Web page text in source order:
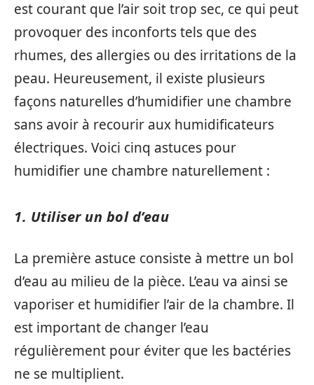
est courant que l’air soit trop sec, ce qui peut
provoquer des inconforts tels que des
rhumes, des allergies ou des irritations de la
peau. Heureusement, il existe plusieurs
façons naturelles d’humidifier une chambre
sans avoir à recourir aux humidificateurs
électriques. Voici cinq astuces pour
humidifier une chambre naturellement :
1. Utiliser un bol d’eau
La première astuce consiste à mettre un bol
d’eau au milieu de la pièce. L’eau va ainsi se
vaporiser et humidifier l’air de la chambre. Il
est important de changer l’eau
régulièrement pour éviter que les bactéries
ne se multiplient.